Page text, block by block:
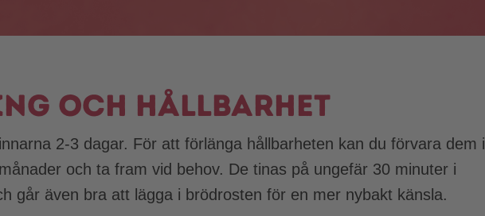
och hållbarhet
2-3 dagar. För att förlänga hållbarheten kan du förvara dem i
och ta fram vid behov. De tinas på ungefär 30 minuter i
går även bra att lägga i brödrosten för en mer nybakt känsla.